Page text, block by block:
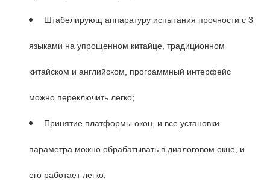
Штабелирующ аппаратуру испытания прочности с 3
языками на упрощенном китайце, традиционном
китайском и английском, программный интерфейс
можно переключить легко;
Принятие платформы окон, и все установки
параметра можно обрабатывать в диалоговом окне, и
его работает легко;